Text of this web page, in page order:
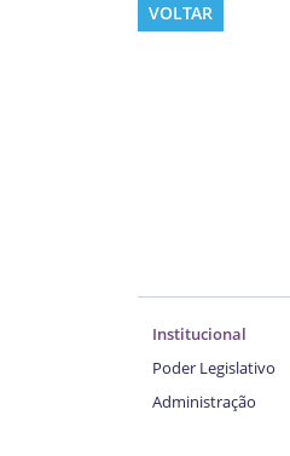
VOLTAR
Institucional
Poder Legislativo
Administração